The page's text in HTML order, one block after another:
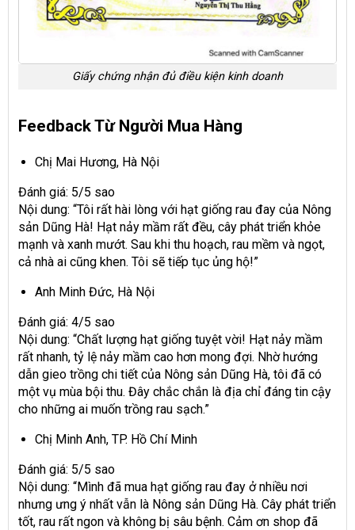
Giấy chứng nhận đủ điều kiện kinh doanh
Feedback Từ Người Mua Hàng
Chị Mai Hương, Hà Nội
Đánh giá: 5/5 sao
Nội dung: “Tôi rất hài lòng với hạt giống rau đay của Nông
sản Dũng Hà! Hạt nảy mầm rất đều, cây phát triển khỏe
mạnh và xanh mướt. Sau khi thu hoạch, rau mềm và ngọt,
cả nhà ai cũng khen. Tôi sẽ tiếp tục ủng hộ!”
Anh Minh Đức, Hà Nội
Đánh giá: 4/5 sao
Nội dung: “Chất lượng hạt giống tuyệt vời! Hạt nảy mầm
rất nhanh, tỷ lệ nảy mầm cao hơn mong đợi. Nhờ hướng
dẫn gieo trồng chi tiết của Nông sản Dũng Hà, tôi đã có
một vụ mùa bội thu. Đây chắc chắn là địa chỉ đáng tin cậy
cho những ai muốn trồng rau sạch.”
Chị Minh Anh, TP. Hồ Chí Minh
Đánh giá: 5/5 sao
Nội dung: “Mình đã mua hạt giống rau đay ở nhiều nơi
nhưng ưng ý nhất vẫn là Nông sản Dũng Hà. Cây phát triển
tốt, rau rất ngon và không bị sâu bệnh. Cảm ơn shop đã